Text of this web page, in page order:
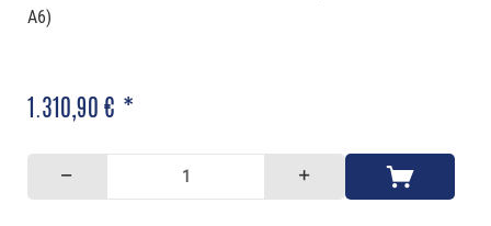
A6)
1.310,90 € *